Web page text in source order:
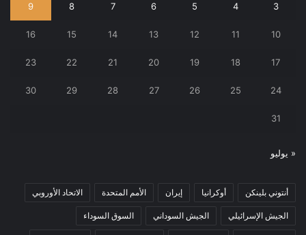
3
4
5
6
7
8
9
10
11
12
13
14
15
16
17
18
19
20
21
22
23
24
25
26
27
28
29
30
31
« يوليو
أنتوني بلينكن أوكرانيا إيران الأمم المتحدة الاتحاد الأوروبي
الجيش الإسرائيلي الجيش السوداني السوق السوداء